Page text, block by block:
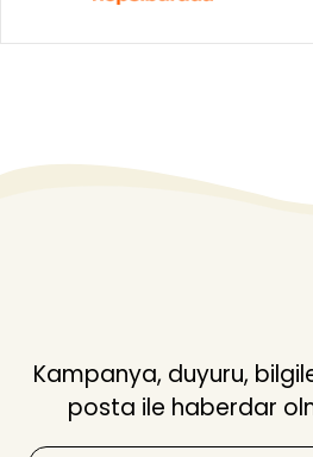
Kampanya, duyuru,
posta ile haberdar